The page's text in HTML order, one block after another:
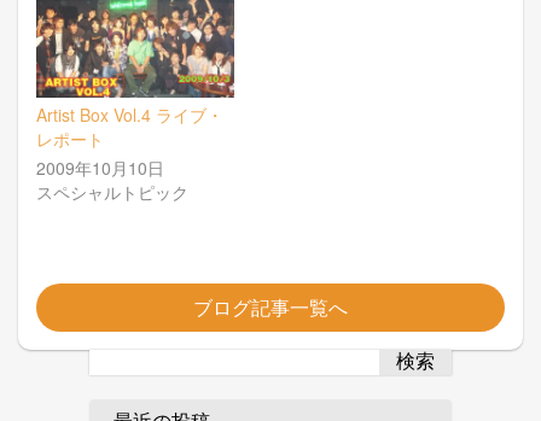
Artist Box Vol.4 ライブ・
レポート
2009年10月10日
スペシャルトピック
ブログ記事一覧へ
検索